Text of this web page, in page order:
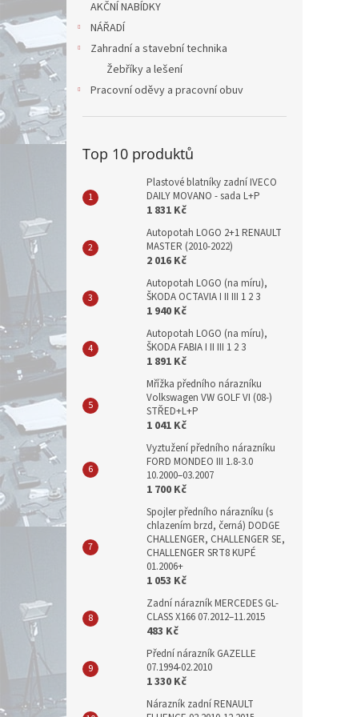
AKČNÍ NABÍDKY
NÁŘADÍ
Zahradní a stavební technika
Žebříky a lešení
Pracovní oděvy a pracovní obuv
Top 10 produktů
Plastové blatníky zadní IVECO
DAILY MOVANO - sada L+P
1 831 Kč
Autopotah LOGO 2+1 RENAULT
MASTER (2010-2022)
2 016 Kč
Autopotah LOGO (na míru),
ŠKODA OCTAVIA I II III 1 2 3
1 940 Kč
Autopotah LOGO (na míru),
ŠKODA FABIA I II III 1 2 3
1 891 Kč
Mřížka předního nárazníku
Volkswagen VW GOLF VI (08-)
STŘED+L+P
1 041 Kč
Vyztužení předního nárazníku
FORD MONDEO III 1.8-3.0
10.2000–03.2007
1 700 Kč
Spojler předního nárazníku (s
chlazením brzd, černá) DODGE
CHALLENGER, CHALLENGER SE,
CHALLENGER SRT8 KUPÉ
01.2006+
1 053 Kč
Zadní nárazník MERCEDES GL-
CLASS X166 07.2012–11.2015
483 Kč
Přední nárazník GAZELLE
07.1994-02.2010
1 330 Kč
Nárazník zadní RENAULT